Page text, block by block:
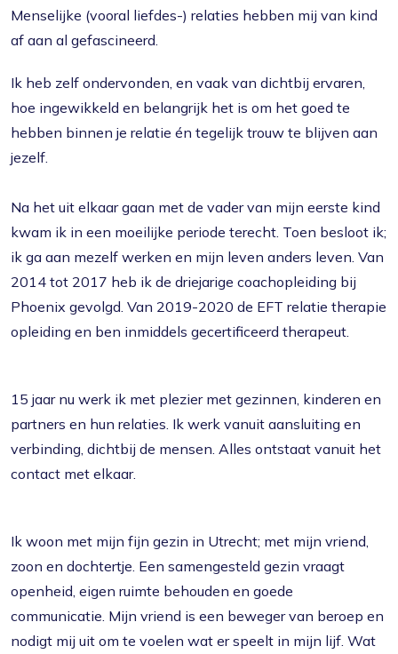
Menselijke (vooral liefdes-) relaties hebben mij van kind
af aan al gefascineerd.
Ik heb zelf ondervonden, en vaak van dichtbij ervaren,
hoe ingewikkeld en belangrijk het is om het goed te
hebben binnen je relatie én tegelijk trouw te blijven aan
jezelf.
Na het uit elkaar gaan met de vader van mijn eerste kind
kwam ik in een moeilijke periode terecht. Toen besloot ik;
ik ga aan mezelf werken en mijn leven anders leven. Van
2014 tot 2017 heb ik de driejarige coachopleiding bij
Phoenix gevolgd. Van 2019-2020 de EFT relatie therapie
opleiding en ben inmiddels gecertificeerd therapeut.
15 jaar nu werk ik met plezier met gezinnen, kinderen en
partners en hun relaties. Ik werk vanuit aansluiting en
verbinding, dichtbij de mensen. Alles ontstaat vanuit het
contact met elkaar.
Ik woon met mijn fijn gezin in Utrecht; met mijn vriend,
zoon en dochtertje. Een samengesteld gezin vraagt
openheid, eigen ruimte behouden en goede
communicatie. Mijn vriend is een beweger van beroep en
nodigt mij uit om te voelen wat er speelt in mijn lijf. Wat